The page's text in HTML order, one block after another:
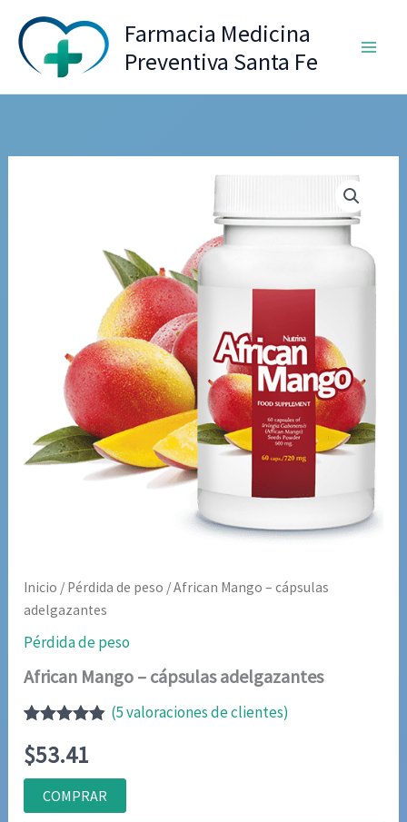
contenido
Farmacia Medicina
Preventiva Santa Fe
Inicio / Pérdida de peso / African Mango – cápsulas
adelgazantes
Pérdida de peso
African Mango – cápsulas adelgazantes
con4.80de
5 en base
a
valoraciones
de clientes
(5valoraciones de clientes)
$53.41
COMPRAR